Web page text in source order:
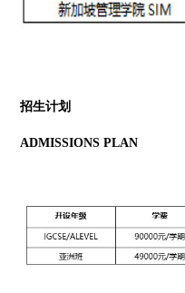
招生计划
ADMISSIONS PLAN